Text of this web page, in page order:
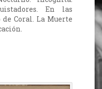
En las
Coral. La Muerte